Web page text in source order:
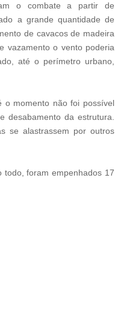
o combate a partir de
a grande quantidade de
de cavacos de madeira
vazamento o vento poderia
até o perímetro urbano,
o momento não foi possível
desabamento da estrutura.
se alastrassem por outros
todo, foram empenhados 17